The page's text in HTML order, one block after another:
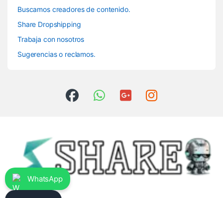
Buscamos creadores de contenido.
Share Dropshipping
Trabaja con nosotros
Sugerencias o reclamos.
WhatsApp